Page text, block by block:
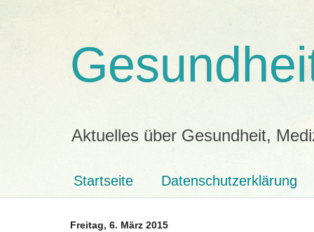
Aktuelles über Gesundheit,
Startseite Datenschutzerklärung
Freitag, 6. März 2015